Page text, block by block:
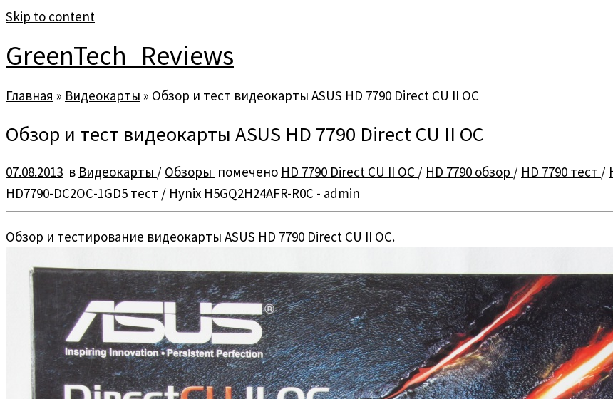
Skip to content
GreenTech_Reviews
Главная » Видеокарты » Обзор и тест видеокарты ASUS HD 7790 Direct CU II OC
Обзор и тест видеокарты ASUS HD 7790 Direct CU II OC
07.08.2013 в Видеокарты / Обзоры помечено HD 7790 Direct CU II OC / HD 7790 обзор / HD 7790 тест /
HD7790-DC2OC-1GD5 тест / Hynix H5GQ2H24AFR-R0C - admin
Обзор и тестирование видеокарты ASUS HD 7790 Direct CU II OC.